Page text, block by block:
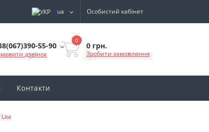
ua Особистий кабінет
55-90
дзвінок
0
0 грн.
Зробити замовлення
Контакти